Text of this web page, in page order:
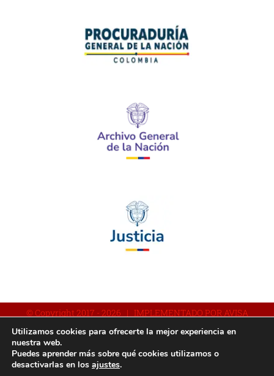
© Copyright 2017 - 2026 | IMPLEMENTADO POR AVISA
FacebookYouTubeInstagram
Utilizamos cookies para ofrecerte la mejor experiencia en
nuestra web.
Puedes aprender más sobre qué cookies utilizamos o
desactivarlas en los ajustes.